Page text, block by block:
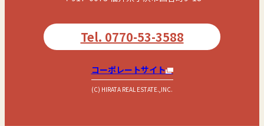
Tel. 0770-53-3588
(C) HIRATA REAL ESTATE.,INC.
コーポレートサイト